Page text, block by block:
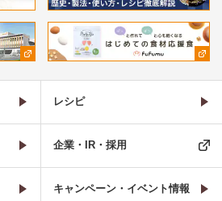
レシピ
企業・IR・採用
キャンペーン・イベント情報